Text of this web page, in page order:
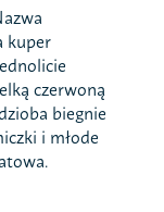
kuper
czerwoną
biegnie
i młode